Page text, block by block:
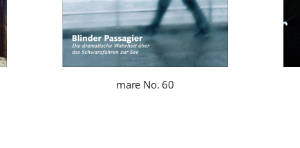
mare No. 60